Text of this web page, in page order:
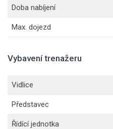
Doba nabíjení
Max. dojezd
Vybavení trenažeru
Vidlice
Představec
Řídící jednotka